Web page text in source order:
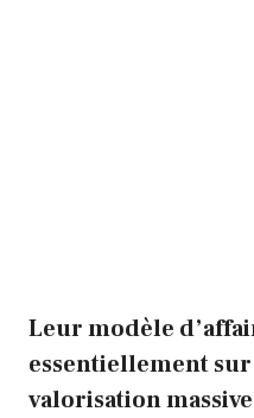
Leur modèle
essentiellement
valorisation